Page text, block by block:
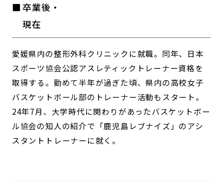
卒業後・
現在
愛媛県内の整形外科クリニックに就職。同年、日本
スポーツ協会公認アスレティックトレーナー資格を
取得する。勤めて半年が過ぎた頃、県内の高校女子
バスケットボール部のトレーナー活動もスタート。
24年7月、大学時代に関わりがあったバスケットボー
ル協会の知人の紹介で「鹿児島レブナイズ」のアシ
スタントトレーナーに就く。